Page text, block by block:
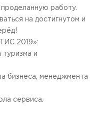
проделанную работу.
на достигнутом и
2019»:
и
бизнеса, менеджмента
сервиса.